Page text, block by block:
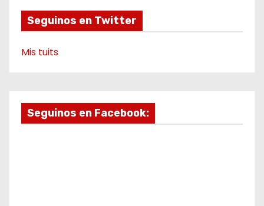
Seguinos en Twitter
Mis tuits
Seguinos en Facebook: